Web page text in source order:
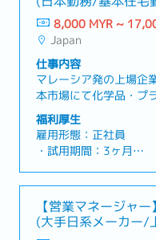
牽引していただける【
募集いたします。【主
工程における技術指導
質問題の分析、対策指
年間121日(2026実績)
・カレンダー：マレー
・基本給与：
ルに応じて変動
・ボーナス：あり ※業
・保険加入：あり
・出張手当：あり ※距
・有給休暇日数：12～
る）
・病欠休暇日数：14
る）
・会社支給：社用車貸
ニフォーム、作業靴
8,000 MYR ~
Japan
仕事内容
マレーシア発の上場企
本市場にて化学品・プ
ドしていただける方を
係構築、新規開拓、市
業務を担当いただき、
担う役割を期待してい
場での化学品・プラス
トナーシップ構築・
代表活動・売上管理、
福利厚生
雇用形態：正社員
・試用期間：3ヶ月
・カレンダー：日本の
・勤務地：日本国内
・基本給与：
ルに応じて変動
【営業マネージャ
(大手日系メーカー/